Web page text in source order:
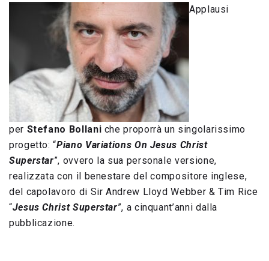
Applausi
per Stefano Bollani che proporrà un singolarissimo
progetto: “Piano Variations On Jesus Christ
Superstar”, ovvero la sua personale versione,
realizzata con il benestare del compositore inglese,
del capolavoro di Sir Andrew Lloyd Webber & Tim Rice
“Jesus Christ Superstar”, a cinquant’anni dalla
pubblicazione.